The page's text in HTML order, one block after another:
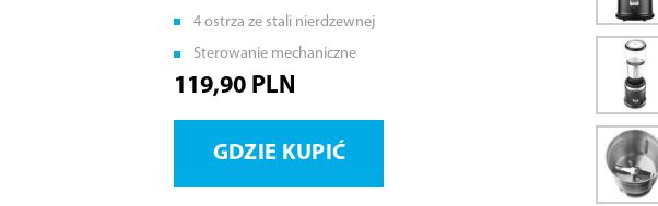
4 ostrza ze stali nierdzewnej
Sterowanie mechaniczne
119,90 PLN
GDZIE KUPIĆ